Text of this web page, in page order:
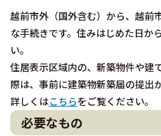
越前市外（国外含む）から、越前
な手続きです。住みはじめた日か
い。
住居表示区域内の、新築物件や建
際は、事前に建築物新築届の提出
詳しくはこちらをご覧ください。
必要なもの